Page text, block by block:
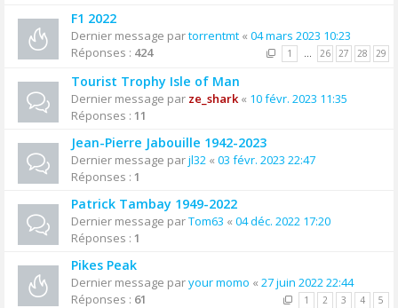
F1 2022
Dernier message partorrentmt « 04 mars 2023 10:23
Réponses : 424 1 … 26 27 28 29
Tourist Trophy Isle of Man
Dernier message par ze_shark« 10 févr. 2023 11:35
Réponses : 11
Jean-Pierre Jabouille 1942-2023
Dernier message parjl32 « 03 févr. 2023 22:47
Réponses : 1
Patrick Tambay 1949-2022
Dernier message parTom63 « 04 déc. 2022 17:20
Réponses : 1
Pikes Peak
Dernier message paryour momo « 27 juin 2022 22:44
Réponses : 61 1 2 3 4 5